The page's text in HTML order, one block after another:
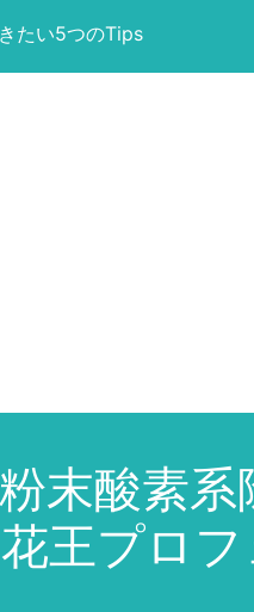
たい5つのTips
粉末酸素
王プロ